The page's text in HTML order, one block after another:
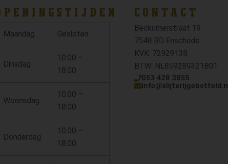
Maandag Gesloten
Dinsdag
10:00 –
18:00
Woensdag
10:00 –
18:00
Donderdag
10:00 –
18:00
CONTACT
Beckumerstraat 19
7548 BD Enschede
KVK: 72929138
BTW: NL859289321B01
053 428 3855
info@slijterijgebotteld.nl